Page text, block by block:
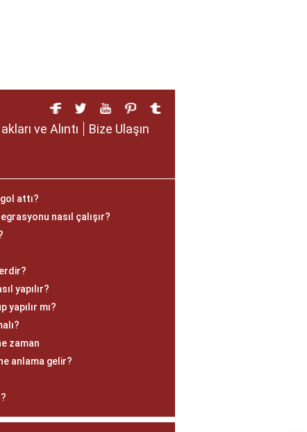
ve Alıntı Bize Ulaşın
attı?
nasıl çalışır?
yapılır?
mı?
zaman
anlama gelir?